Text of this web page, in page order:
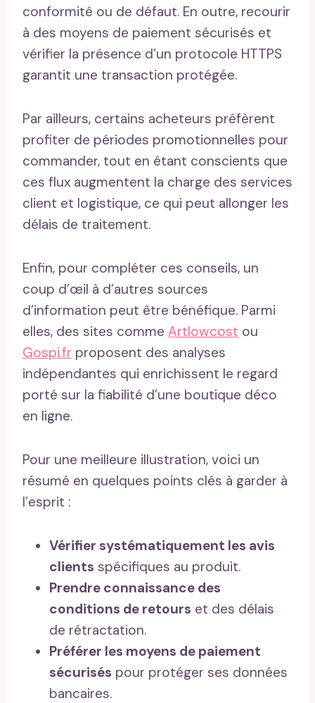
conformité ou de défaut. En outre, recourir
à des moyens de paiement sécurisés et
vérifier la présence d’un protocole HTTPS
garantit une transaction protégée.
Par ailleurs, certains acheteurs préfèrent
profiter de périodes promotionnelles pour
commander, tout en étant conscients que
ces flux augmentent la charge des services
client et logistique, ce qui peut allonger les
délais de traitement.
Enfin, pour compléter ces conseils, un
coup d’œil à d’autres sources
d’information peut être bénéfique. Parmi
elles, des sites comme Artlowcost ou
Gospi.fr proposent des analyses
indépendantes qui enrichissent le regard
porté sur la fiabilité d’une boutique déco
en ligne.
Pour une meilleure illustration, voici un
résumé en quelques points clés à garder à
l’esprit :
Vérifier systématiquement les avis
clients spécifiques au produit.
Prendre connaissance des
conditions de retours et des délais
de rétractation.
Préférer les moyens de paiement
sécurisés pour protéger ses données
bancaires.